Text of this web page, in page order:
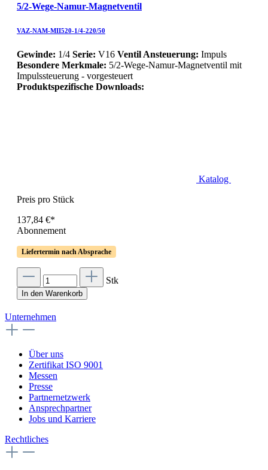
5/2-Wege-Namur-Magnetventil
VAZ-NAM-MII520-1/4-220/50
Gewinde: 1/4 Serie: V16 Ventil Ansteuerung: Impuls
Besondere Merkmale: 5/2-Wege-Namur-Magnetventil mit
Impulssteuerung - vorgesteuert
Produktspezifische Downloads:
Katalog
Preis pro Stück
137,84 €*
Abonnement
Liefertermin nach Absprache
Stk
In den Warenkorb
Unternehmen
Über uns
Zertifikat ISO 9001
Messen
Presse
Partnernetzwerk
Ansprechpartner
Jobs und Karriere
Rechtliches